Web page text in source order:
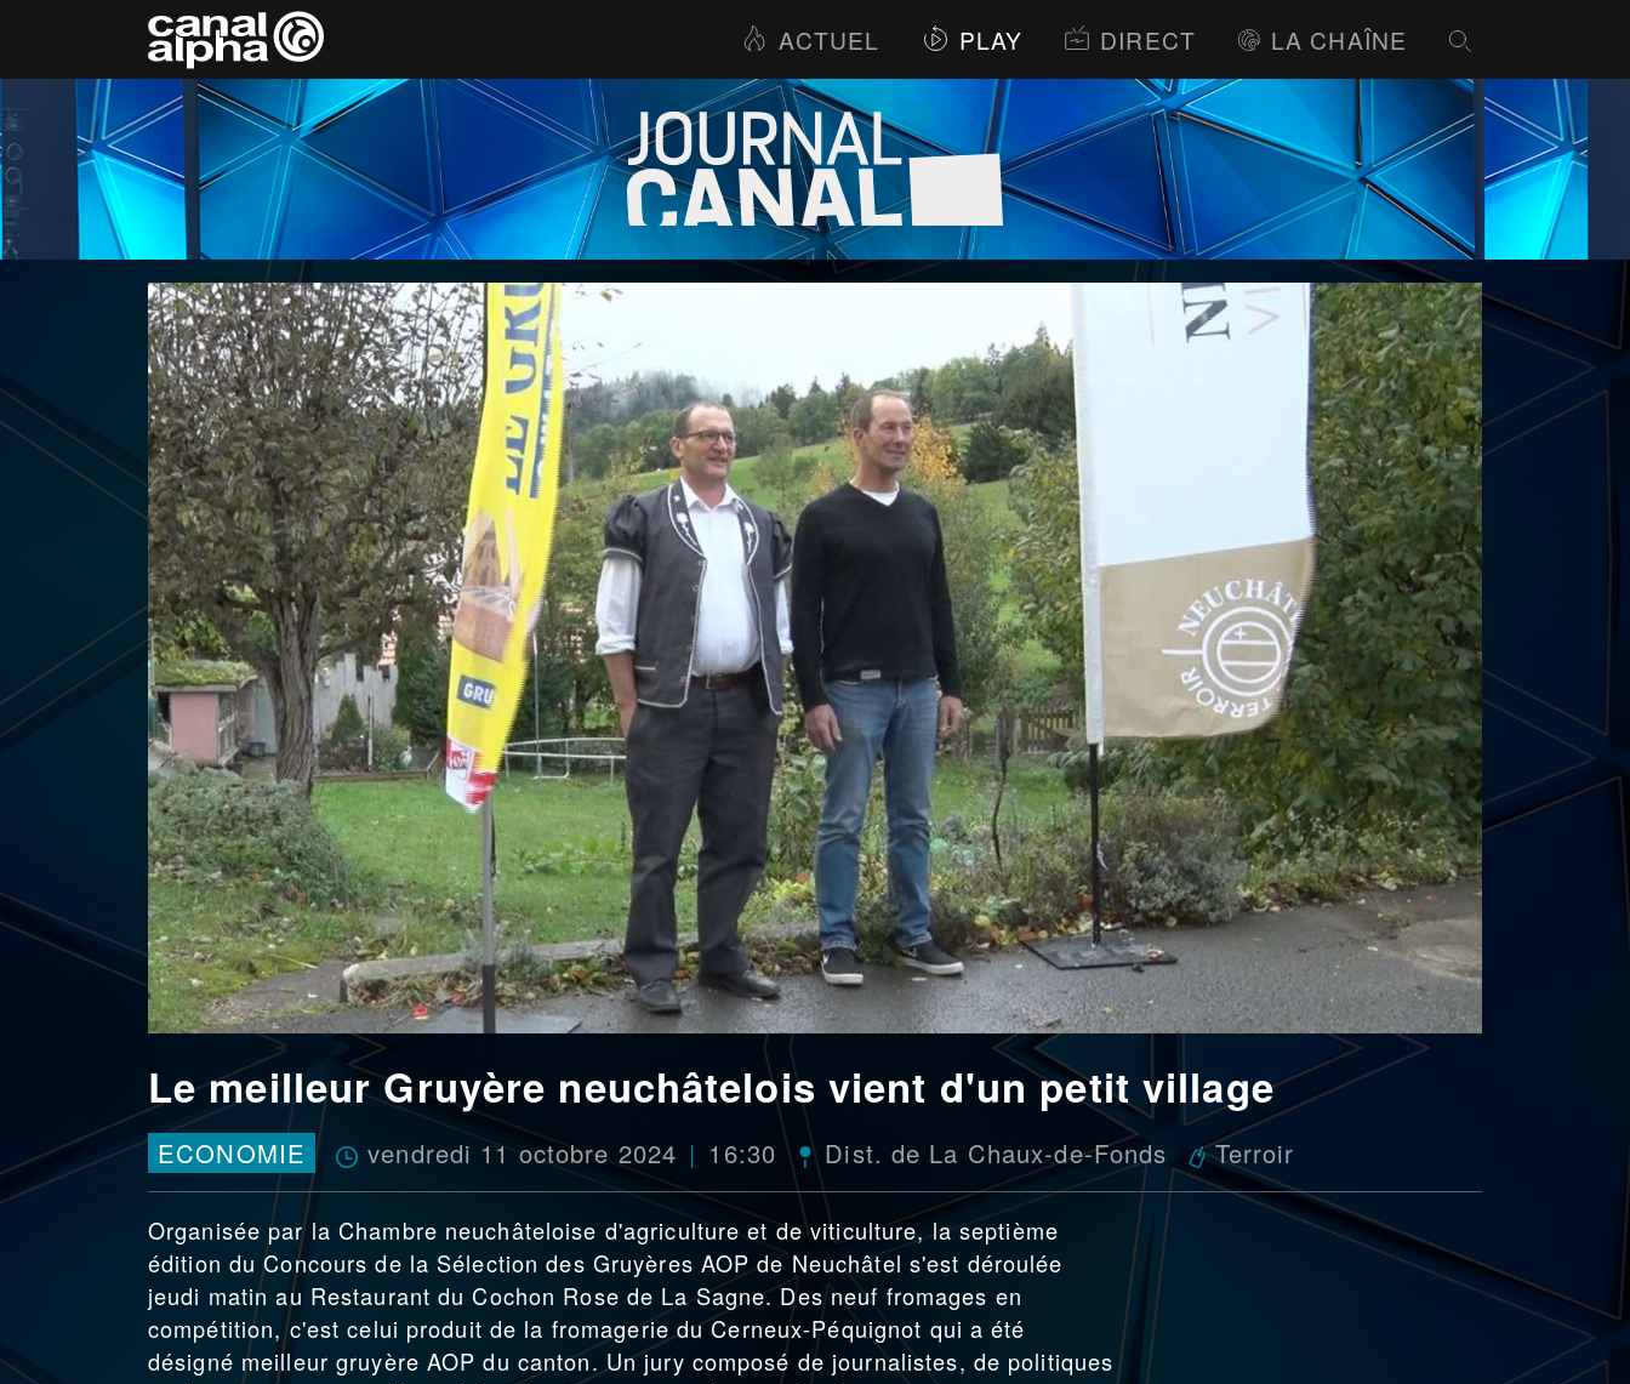
ACTUEL PLAY DIRECT LA CHAÎNE
Le meilleur Gruyère neuchâtelois vient d'un petit village
ECONOMIE vendredi 11 octobre 2024 16:30 Dist. de La Chaux-de-Fonds Terroir
Organisée par la Chambre neuchâteloise d'agriculture et de viticulture, la septième
édition du Concours de la Sélection des Gruyères AOP de Neuchâtel s'est déroulée
jeudi matin au Restaurant du Cochon Rose de La Sagne. Des neuf fromages en
compétition, c'est celui produit de la fromagerie du Cerneux-Péquignot qui a été
désigné meilleur gruyère AOP du canton. Un jury composé de journalistes, de politiques